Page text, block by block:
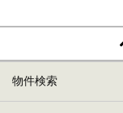
物件検索